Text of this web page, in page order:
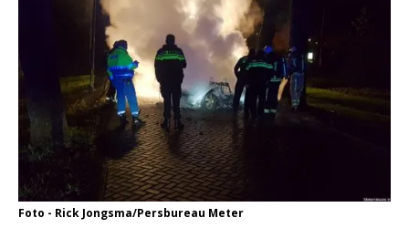
Foto - Rick Jongsma/Persbureau Meter